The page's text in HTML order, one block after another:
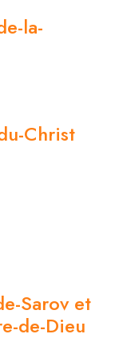
la-
Christ
Sarov et
de-Dieu